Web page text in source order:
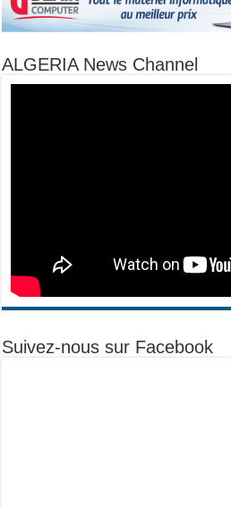
ALGERIA News Channel
Suivez-nous sur Facebook